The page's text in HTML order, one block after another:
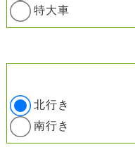
特大車
北行き
南行き